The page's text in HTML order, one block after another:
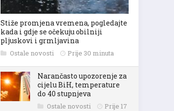
Stiže promjena vremena, pogledajte
kada i gdje se očekuju obilniji
pljuskovi i grmljavina
Ostale novosti Prije 30 minuta
Narančasto upozorenje za
cijelu BiH, temperature
do 40 stupnjeva
Ostale novosti
Prije 17